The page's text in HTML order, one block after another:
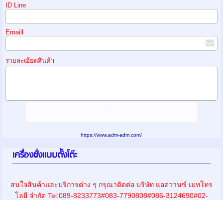
ID Line
Emaill
รายละเอียดสินค้า
https://www.adm-adm.com/
เครื่องชั่งเเบบตั้งโต๊ะ
สนใจสินค้าและบริการต่าง ๆ กรุณาติดต่อ บริษัท แอดวานซ์ เมทโทร
โลยี จำกัด Tel:089-8233773#083-7790808#086-3124690#02-